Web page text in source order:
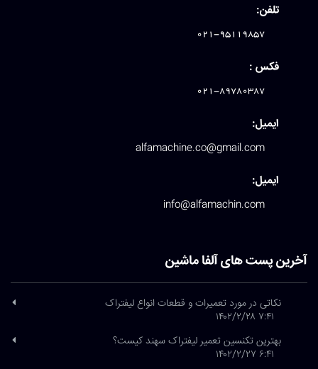
تلفن:
021-95119857
فکس :
021-89780387
ایمیل:
alfamachine.co@gmail.com
ایمیل:
info@alfamachin.com
آخرین پست های آلفا ماشین
نکاتی در مورد تعمیرات و قطعات انواع لیفتراک
۷:۴۱ ۱۴۰۲/۲/۲۸
بهترین تکنسین تعمیر لیفتراک سهند کیست؟
۶:۴۱ ۱۴۰۲/۲/۲۷